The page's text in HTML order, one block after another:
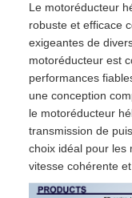
Le motoréducteur
robuste et efficace
exigeantes de
motoréducteur est
performances
une conception
le motoréducteur
transmission de
choix idéal pour les
vitesse cohérente et